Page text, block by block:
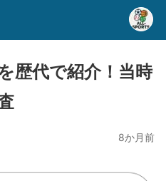
歴代で紹介！当時
8か月前